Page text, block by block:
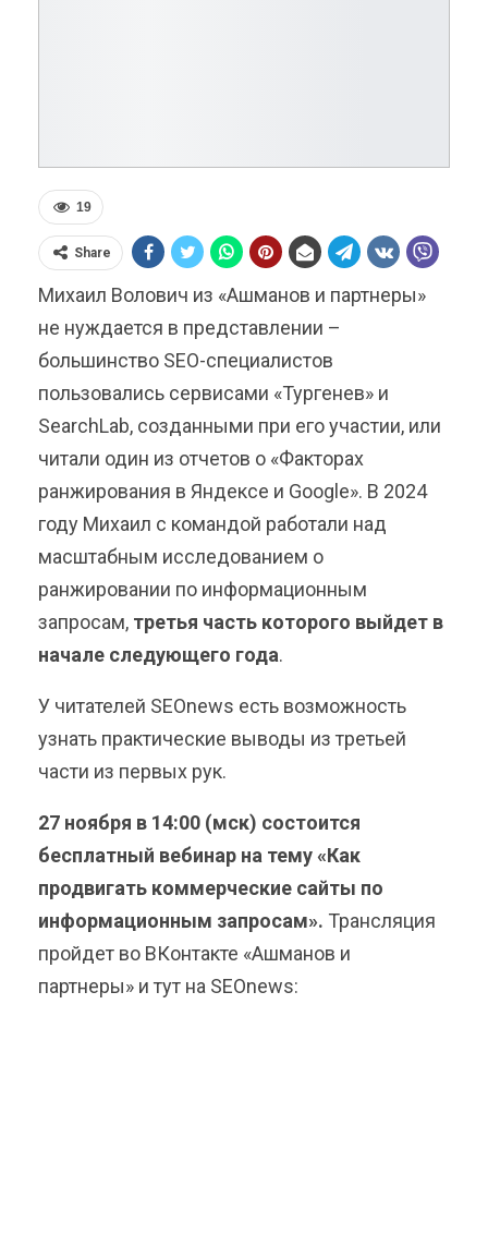
19
Share
Михаил Волович из «Ашманов и партнеры»
не нуждается в представлении –
большинство SEO-специалистов
пользовались сервисами «Тургенев» и
SearchLab, созданными при его участии, или
читали один из отчетов о «Факторах
ранжирования в Яндексе и Google». В 2024
году Михаил с командой работали над
масштабным исследованием о
ранжировании по информационным
запросам, третья часть которого выйдет в
начале следующего года.
У читателей SEOnews есть возможность
узнать практические выводы из третьей
части из первых рук.
27 ноября в 14:00 (мск) состоится
бесплатный вебинар на тему «Как
продвигать коммерческие сайты по
информационным запросам». Трансляция
пройдет во ВКонтакте «Ашманов и
партнеры» и тут на SEOnews: